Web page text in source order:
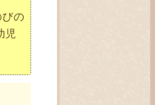
の
児